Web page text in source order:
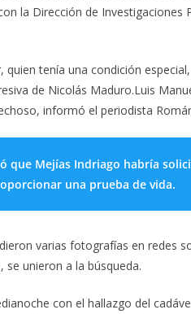
la Dirección de Investigaciones
quien tenía una condición
de Nicolás Maduro.Luis
informó el periodista
que Mejías Indriago habría
una prueba de vida.
varias fotografías en redes
se unieron a la búsqueda.
con el hallazgo del